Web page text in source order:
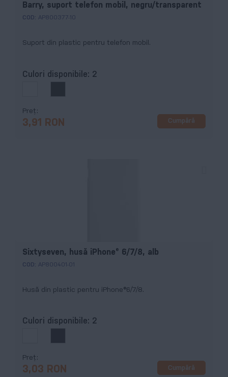
Barry, suport telefon mobil, negru/transparent
COD: AP800377-10
Suport din plastic pentru telefon mobil.
Culori disponibile: 2
Preț
3,91 RON Cumpără
Sixtyseven, husă iPhone® 6/7/8, alb
COD: AP800401-01
Husă din plastic pentru iPhone®6/7/8.
Culori disponibile: 2
Preț
3,03 RON Cumpără